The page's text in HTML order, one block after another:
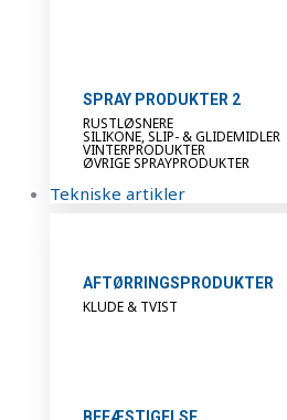
SPRAY PRODUKTER 2
RUSTLØSNERE
SILIKONE, SLIP- & GLIDEMIDLER
VINTERPRODUKTER
ØVRIGE SPRAYPRODUKTER
Tekniske artikler
AFTØRRINGSPRODUKTER
KLUDE & TVIST